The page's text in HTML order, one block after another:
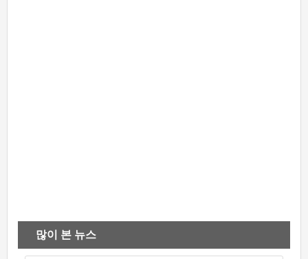
많이 본 뉴스